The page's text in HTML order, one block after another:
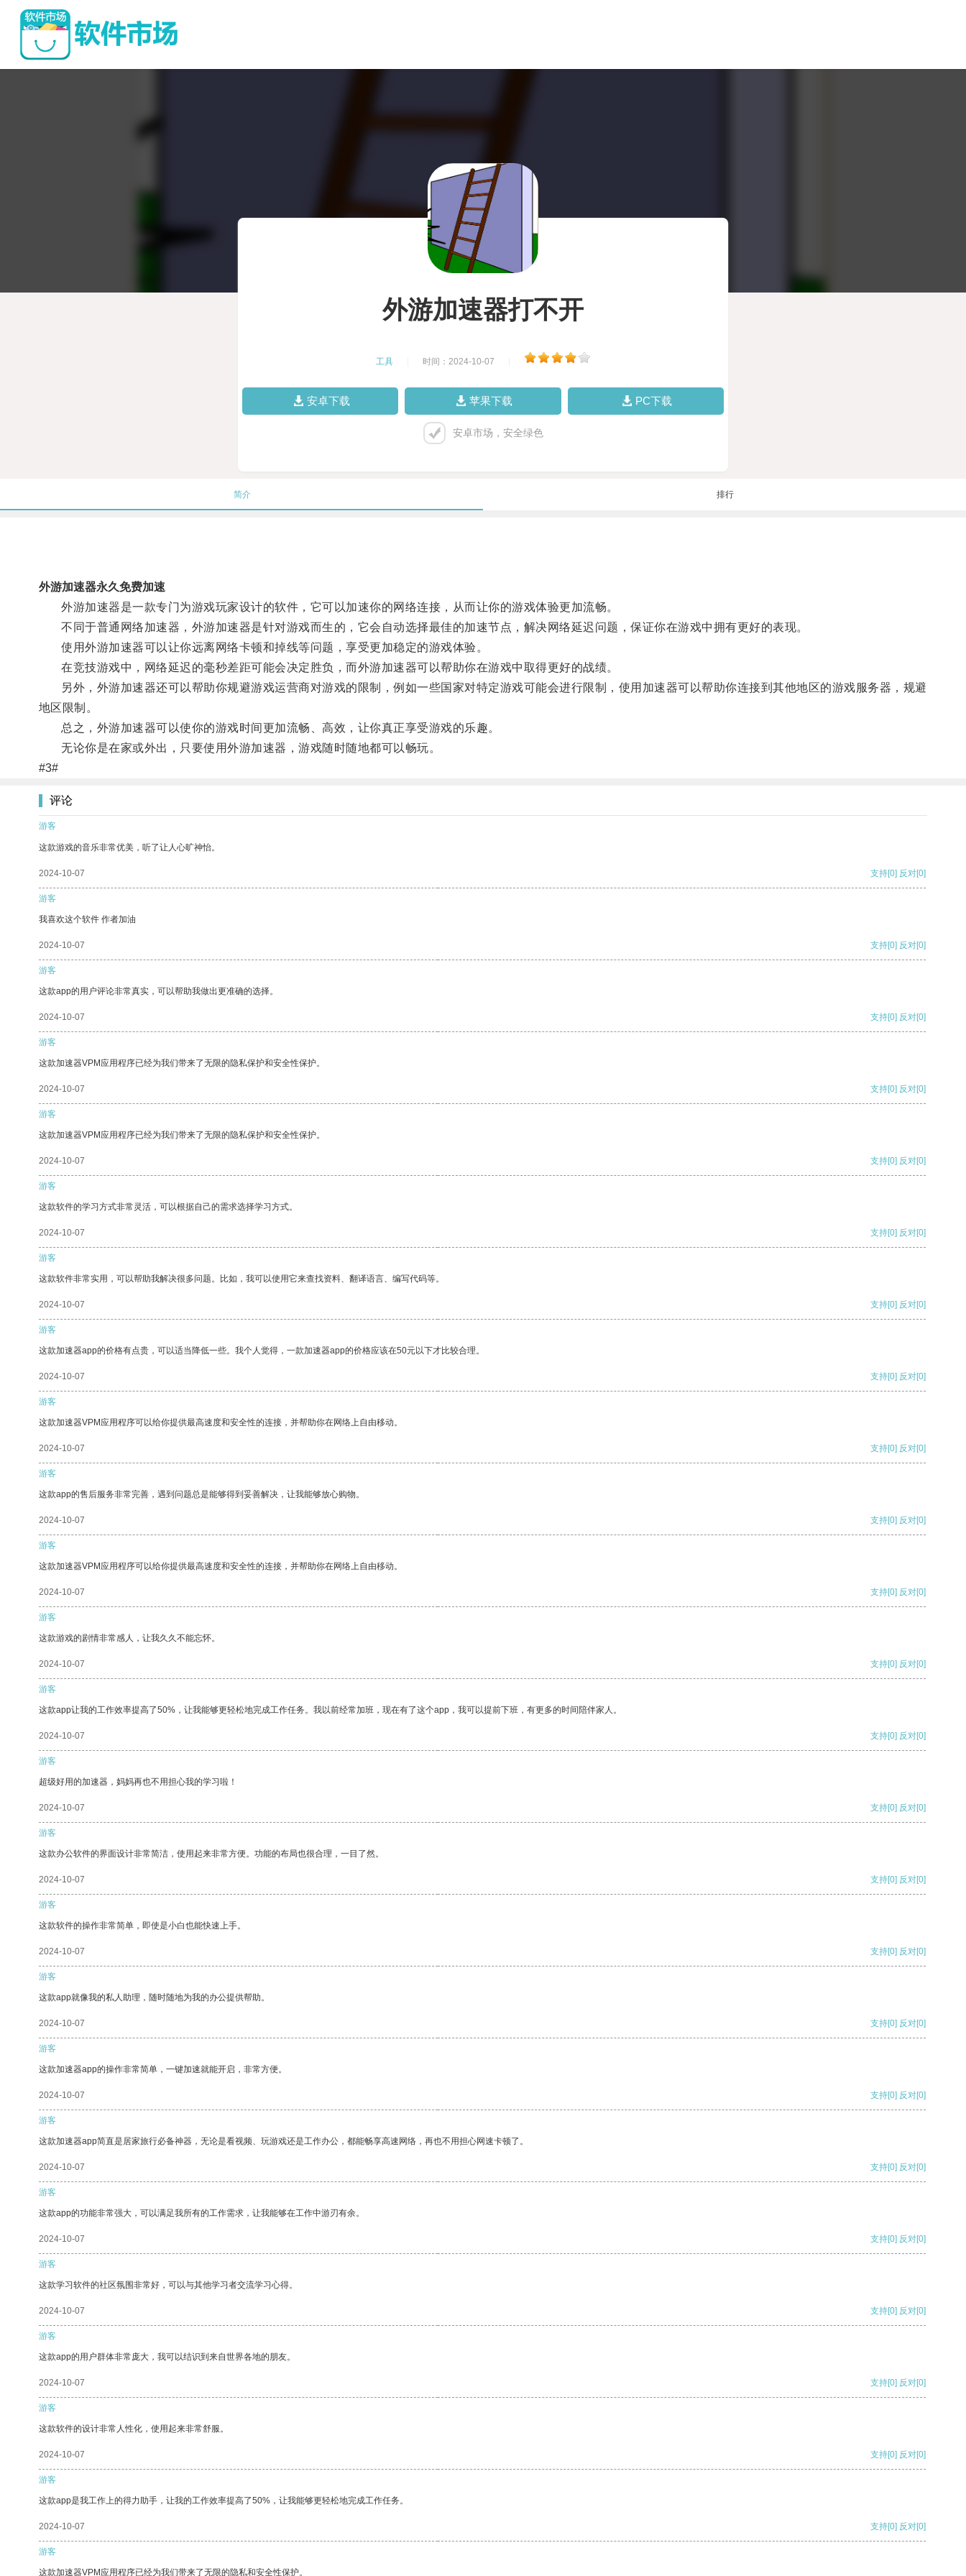
外游加速器打不开
工具 时间：2024-10-07
安卓下载 苹果下载 PC下载
安卓市场，安全绿色
简介 排行
外游加速器永久免费加速
外游加速器是一款专门为游戏玩家设计的软件，它可以加速你的网络连接，从而让你的游戏体验更加流畅。
不同于普通网络加速器，外游加速器是针对游戏而生的，它会自动选择最佳的加速节点，解决网络延迟问题，保证你在游戏中拥有更好的表现。
使用外游加速器可以让你远离网络卡顿和掉线等问题，享受更加稳定的游戏体验。
在竞技游戏中，网络延迟的毫秒差距可能会决定胜负，而外游加速器可以帮助你在游戏中取得更好的战绩。
另外，外游加速器还可以帮助你规避游戏运营商对游戏的限制，例如一些国家对特定游戏可能会进行限制，使用加速器可以帮助你连接到其他地区的游戏服务器，规避
地区限制。
总之，外游加速器可以使你的游戏时间更加流畅、高效，让你真正享受游戏的乐趣。
无论你是在家或外出，只要使用外游加速器，游戏随时随地都可以畅玩。
#3#
评论
游客
这款游戏的音乐非常优美，听了让人心旷神怡。
2024-10-07 支持[0] 反对[0]
游客
我喜欢这个软件 作者加油
2024-10-07 支持[0] 反对[0]
游客
这款app的用户评论非常真实，可以帮助我做出更准确的选择。
2024-10-07 支持[0] 反对[0]
游客
这款加速器VPM应用程序已经为我们带来了无限的隐私保护和安全性保护。
2024-10-07 支持[0] 反对[0]
游客
这款加速器VPM应用程序已经为我们带来了无限的隐私保护和安全性保护。
2024-10-07 支持[0] 反对[0]
游客
这款软件的学习方式非常灵活，可以根据自己的需求选择学习方式。
2024-10-07 支持[0] 反对[0]
游客
这款软件非常实用，可以帮助我解决很多问题。比如，我可以使用它来查找资料、翻译语言、编写代码等。
2024-10-07 支持[0] 反对[0]
游客
这款加速器app的价格有点贵，可以适当降低一些。我个人觉得，一款加速器app的价格应该在50元以下才比较合理。
2024-10-07 支持[0] 反对[0]
游客
这款加速器VPM应用程序可以给你提供最高速度和安全性的连接，并帮助你在网络上自由移动。
2024-10-07 支持[0] 反对[0]
游客
这款app的售后服务非常完善，遇到问题总是能够得到妥善解决，让我能够放心购物。
2024-10-07 支持[0] 反对[0]
游客
这款加速器VPM应用程序可以给你提供最高速度和安全性的连接，并帮助你在网络上自由移动。
2024-10-07 支持[0] 反对[0]
游客
这款游戏的剧情非常感人，让我久久不能忘怀。
2024-10-07 支持[0] 反对[0]
游客
这款app让我的工作效率提高了50%，让我能够更轻松地完成工作任务。我以前经常加班，现在有了这个app，我可以提前下班，有更多的时间陪伴家人。
2024-10-07 支持[0] 反对[0]
游客
超级好用的加速器，妈妈再也不用担心我的学习啦！
2024-10-07 支持[0] 反对[0]
游客
这款办公软件的界面设计非常简洁，使用起来非常方便。功能的布局也很合理，一目了然。
2024-10-07 支持[0] 反对[0]
游客
这款软件的操作非常简单，即使是小白也能快速上手。
2024-10-07 支持[0] 反对[0]
游客
这款app就像我的私人助理，随时随地为我的办公提供帮助。
2024-10-07 支持[0] 反对[0]
游客
这款加速器app的操作非常简单，一键加速就能开启，非常方便。
2024-10-07 支持[0] 反对[0]
游客
这款加速器app简直是居家旅行必备神器，无论是看视频、玩游戏还是工作办公，都能畅享高速网络，再也不用担心网速卡顿了。
2024-10-07 支持[0] 反对[0]
游客
这款app的功能非常强大，可以满足我所有的工作需求，让我能够在工作中游刃有余。
2024-10-07 支持[0] 反对[0]
游客
这款学习软件的社区氛围非常好，可以与其他学习者交流学习心得。
2024-10-07 支持[0] 反对[0]
游客
这款app的用户群体非常庞大，我可以结识到来自世界各地的朋友。
2024-10-07 支持[0] 反对[0]
游客
这款软件的设计非常人性化，使用起来非常舒服。
2024-10-07 支持[0] 反对[0]
游客
这款app是我工作上的得力助手，让我的工作效率提高了50%，让我能够更轻松地完成工作任务。
2024-10-07 支持[0] 反对[0]
游客
这款加速器VPM应用程序已经为我们带来了无限的隐私和安全性保护。